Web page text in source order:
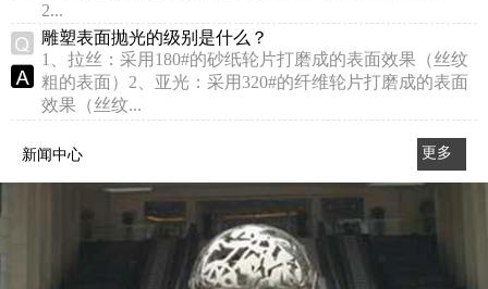
2...
雕塑表面抛光的级别是什么？
1、拉丝：采用180#的砂纸轮片打磨成的表面效果（丝纹
粗的表面）2、亚光：采用320#的纤维轮片打磨成的表面
效果（丝纹...
新闻中心
更多
>>